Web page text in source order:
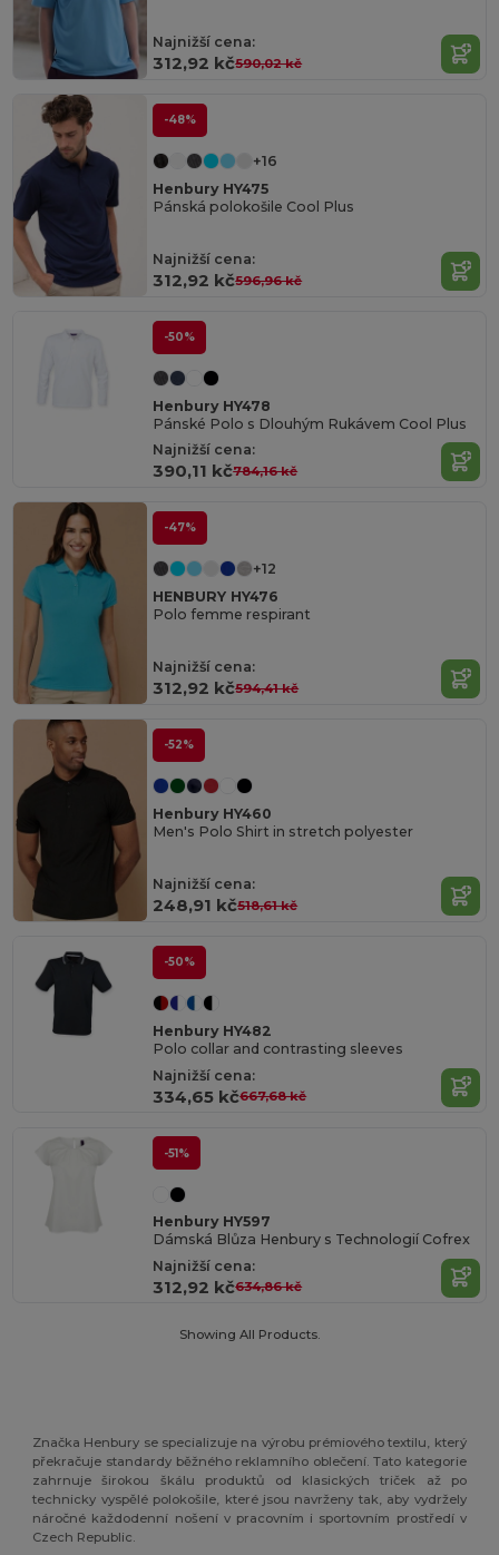
Najnižší cena:
312,92 kč590,02 kč
-48%
+16
Henbury HY475
Pánská polokošile Cool Plus
Najnižší cena:
312,92 kč596,96 kč
-50%
Henbury HY478
Pánské Polo s Dlouhým Rukávem Cool Plus
Najnižší cena:
390,11 kč784,16 kč
-47%
+12
HENBURY HY476
Polo femme respirant
Najnižší cena:
312,92 kč594,41 kč
-52%
Henbury HY460
Men's Polo Shirt in stretch polyester
Najnižší cena:
248,91 kč518,61 kč
-50%
Henbury HY482
Polo collar and contrasting sleeves
Najnižší cena:
334,65 kč667,68 kč
-51%
Henbury HY597
Dámská Blůza Henbury s Technologií Cofrex
Najnižší cena:
312,92 kč634,86 kč
Showing All Products.
Značka Henbury se specializuje na výrobu prémiového textilu, který
překračuje standardy běžného reklamního oblečení. Tato kategorie
zahrnuje širokou škálu produktů od klasických triček až po
technicky vyspělé polokošile, které jsou navrženy tak, aby vydržely
náročné každodenní nošení v pracovním i sportovním prostředí v
Czech Republic.